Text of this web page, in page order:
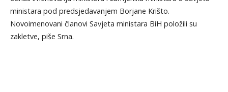
ministara pod predsjedavanjem Borjane Krišto.
Novoimenovani članovi Savjeta ministara BiH položili su
zakletve, piše Srna.